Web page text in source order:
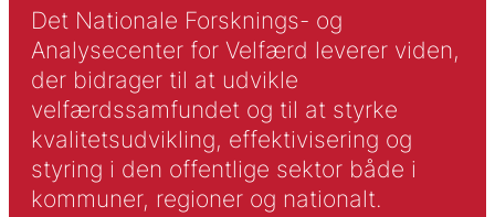
Det Nationale Forsknings- og
Analysecenter for Velfærd leverer viden,
der bidrager til at udvikle
velfærdssamfundet og til at styrke
kvalitetsudvikling, effektivisering og
styring i den offentlige sektor både i
kommuner, regioner og nationalt.